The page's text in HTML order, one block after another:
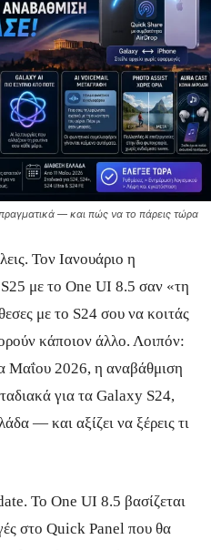
— και πώς να το πάρεις τώρα
Τον Ιανουάριο η
με το One UI 8.5 σαν «τη
με το S24 σου να κοιτάς
κάποιον άλλο. Λοιπόν:
Μαΐου 2026, η αναβάθμιση
για τα Galaxy S24,
— και αξίζει να ξέρεις τι
Το One UI 8.5 βασίζεται
στο Quick Panel που θα